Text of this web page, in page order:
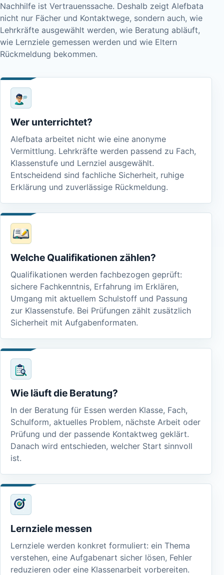
Nachhilfe ist Vertrauenssache. Deshalb zeigt Alefbata
nicht nur Fächer und Kontaktwege, sondern auch, wie
Lehrkräfte ausgewählt werden, wie Beratung abläuft,
wie Lernziele gemessen werden und wie Eltern
Rückmeldung bekommen.
Wer unterrichtet?
Alefbata arbeitet nicht wie eine anonyme
Vermittlung. Lehrkräfte werden passend zu Fach,
Klassenstufe und Lernziel ausgewählt.
Entscheidend sind fachliche Sicherheit, ruhige
Erklärung und zuverlässige Rückmeldung.
Welche Qualifikationen zählen?
Qualifikationen werden fachbezogen geprüft:
sichere Fachkenntnis, Erfahrung im Erklären,
Umgang mit aktuellem Schulstoff und Passung
zur Klassenstufe. Bei Prüfungen zählt zusätzlich
Sicherheit mit Aufgabenformaten.
Wie läuft die Beratung?
In der Beratung für Essen werden Klasse, Fach,
Schulform, aktuelles Problem, nächste Arbeit oder
Prüfung und der passende Kontaktweg geklärt.
Danach wird entschieden, welcher Start sinnvoll
ist.
Lernziele messen
Lernziele werden konkret formuliert: ein Thema
verstehen, eine Aufgabenart sicher lösen, Fehler
reduzieren oder eine Klassenarbeit vorbereiten.